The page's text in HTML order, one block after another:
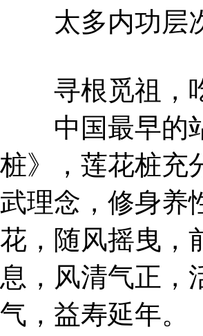
太多内功层次
寻根觅祖，吃
中国最早的站
桩》，莲花桩充
武理念，修身养
花，随风摇曳，
息，风清气正，
气，益寿延年。